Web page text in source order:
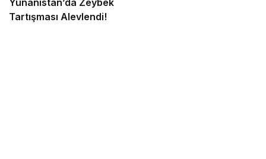
Tartışması Alevlendi!